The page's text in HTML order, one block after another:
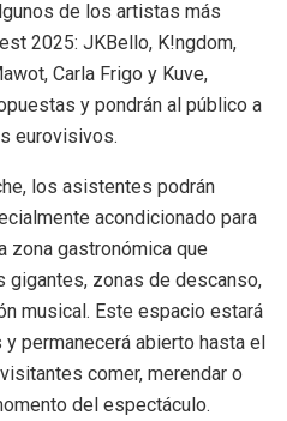
de los artistas más
2025: JKBello, K!ngdom,
Carla Frigo y Kuve,
y pondrán al público a
eurovisivos.
los asistentes podrán
acondicionado para
zona gastronómica que
gigantes, zonas de descanso,
musical. Este espacio estará
permanecerá abierto hasta el
comer, merendar o
del espectáculo.